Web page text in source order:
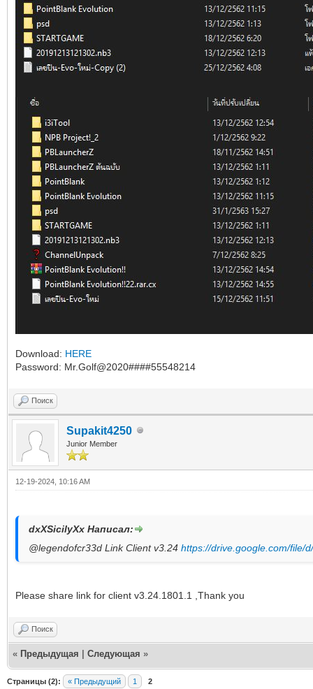
Download: HERE
Password: Mr.Golf@2020####55548214
Поиск
Supakit4250
Junior Member
12-19-2024, 10:16 AM
dxXSicilyXx Написал:
@legendofcr33d Link Client v3.24 https://drive.google.com/file/
Please share link for client v3.24.1801.1 ,Thank you
Поиск
« Предыдущая Следующая »
Страницы (2): « Предыдущий 1 2